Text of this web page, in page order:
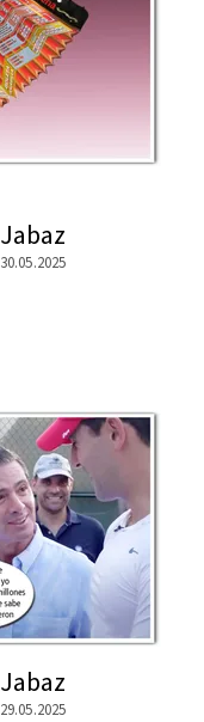
Jabaz
30.05.2025
Jabaz
29.05.2025